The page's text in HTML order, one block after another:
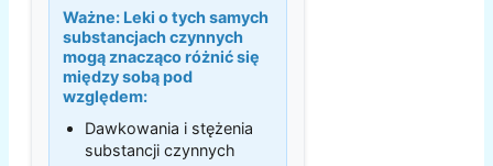
Ważne: Leki o tych samych
substancjach czynnych
mogą znacząco różnić się
między sobą pod
względem:
Dawkowania i stężenia
substancji czynnych